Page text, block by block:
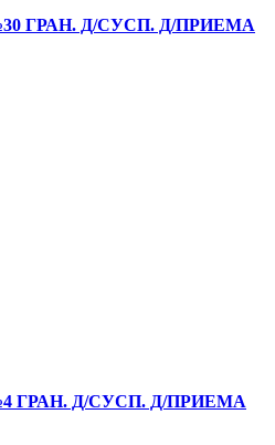
ГРАН. Д/СУСП. Д/ПРИЕМА
ГРАН. Д/СУСП. Д/ПРИЕМА